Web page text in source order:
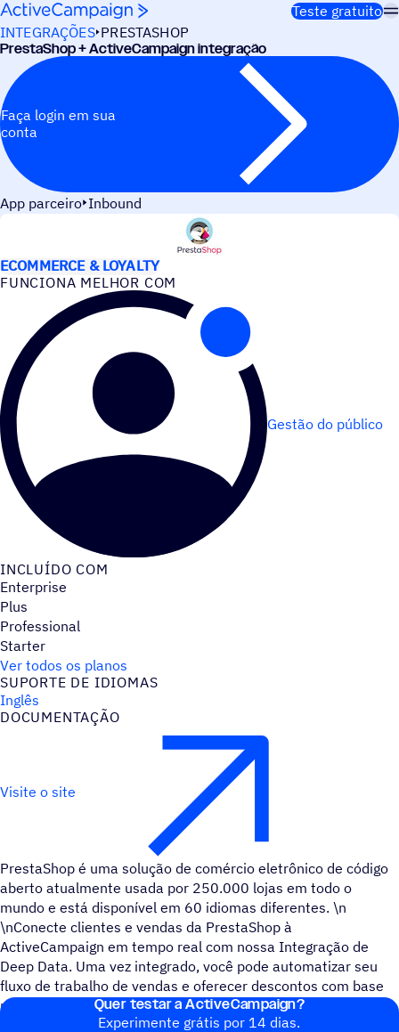
Pular para o conteúdo
Teste gratuito
INTEGRAÇÕES PRESTASHOP
PrestaShop + ActiveCampaign integração
Faça login em sua
conta
App parceiro Inbound
ECOMMERCE & LOYALTY
FUNCIONA MELHOR COM
Gestão do público
INCLUÍDO COM
Enterprise
Plus
Professional
Starter
Ver todos os planos
SUPORTE DE IDIOMAS
Inglês
DOCUMENTAÇÃO
Visite o site
PrestaShop é uma solução de comércio eletrônico de código
aberto atualmente usada por 250.000 lojas em todo o
mundo e está disponível em 60 idiomas diferentes. \n
\nConecte clientes e vendas da PrestaShop à
ActiveCampaign em tempo real com nossa Integração de
Deep Data. Uma vez integrado, você pode automatizar seu
fluxo de trabalho de vendas e oferecer descontos com base
nas ações de seus clientes.Quer testar a ActiveCampaign?
Experimente grátis por 14 dias.